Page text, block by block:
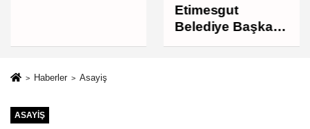
Etimesgut
Belediye Başkan
Yardımcısı
Haberler Asayiş
ASAYIŞ